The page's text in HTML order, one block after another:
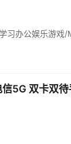
办公娱乐游
5G 双卡双待